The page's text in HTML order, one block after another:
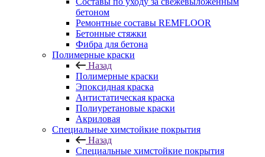
бетоном
Ремонтные составы REMFLOOR
Бетонные стяжки
Фибра для бетона
Полимерные краски
Назад
Полимерные краски
Эпоксидная краска
Антистатическая краска
Полиуретановые краски
Акриловая
Специальные химстойкие покрытия
Назад
Специальные химстойкие покрытия